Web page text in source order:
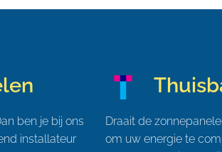
ben je bij ons
installateur
Draait de
om uw energie te